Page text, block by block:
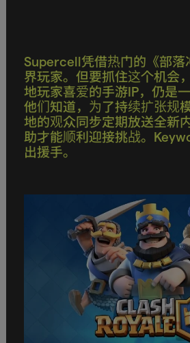
Supercell凭借热门的《部落
界玩家。但要抓住这个机会
地玩家喜爱的手游IP，仍是
他们知道，为了持续扩张规
地的观众同步定期放送全新
助才能顺利迎接挑战。
出援手。